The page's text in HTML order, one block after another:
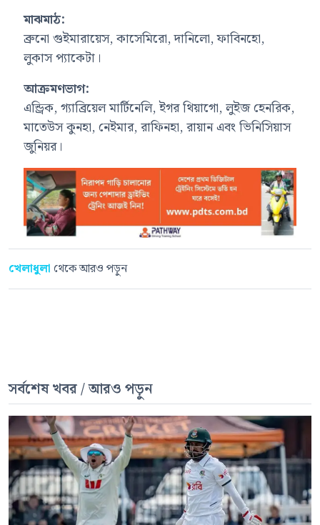
মাঝমাঠ:
ব্রুনো গুইমারায়েস, কাসেমিরো, দানিলো, ফাবিনহো,
লুকাস প্যাকেটা।
আক্রমণভাগ:
এন্ড্রিক, গ্যাব্রিয়েল মার্টিনেলি, ইগর থিয়াগো, লুইজ হেনরিক,
মাতেউস কুনহা, নেইমার, রাফিনহা, রায়ান এবং ভিনিসিয়াস
জুনিয়র।
খেলাধুলা থেকে আরও পড়ুন
সর্বশেষ খবর / আরও পড়ুন